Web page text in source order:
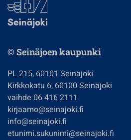
© Seinäjoen kaupunki
PL 215, 60101 Seinäjoki
Kirkkokatu 6, 60100 Seinäjoki
vaihde 06 416 2111
kirjaamo@seinajoki.fi
info@seinajoki.fi
etunimi.sukunimi@seinajoki.fi